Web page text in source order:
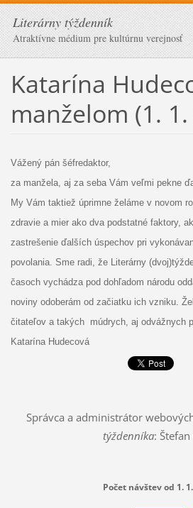
Literárny týždenník
Atraktívne médium pre kultúrnu verejnosť
Katarína
manželom (1.
Vážený pán šéfredaktor,
za manžela, aj za seba Vám veľmi pekne
My Vám taktiež úprimne želáme v novom
zdravie a mier ako dva podstatné faktory,
zastrešenie ďalších úspechov pri
povolania. Sme radi, že Literárny
časoch vychádza pod dohľadom národu
noviny odoberám od začiatku ich vzniku.
čitateľov a takých múdrych, aj odvážnych
Katarína Hudecová
Správca a administrátor
týždenníka: Štefan
Počet návštev od 1.